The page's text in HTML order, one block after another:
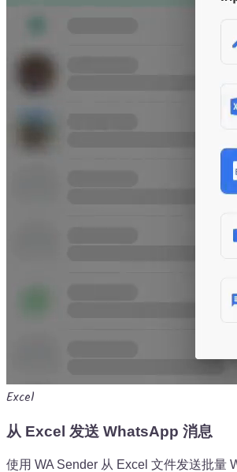
Excel
从 Excel 发送 WhatsApp 消息
使用 WA Sender 从 Excel 文件发送批量